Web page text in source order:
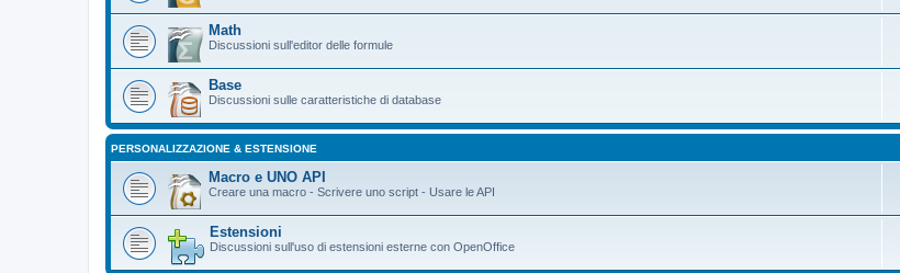
Math
Discussioni sull'editor delle formule
Base
Discussioni sulle caratteristiche di database
PERSONALIZZAZIONE & ESTENSIONE
Macro e UNO API
Creare una macro - Scrivere uno script - Usare le API
Estensioni
Discussioni sull'uso di estensioni esterne con OpenOffice